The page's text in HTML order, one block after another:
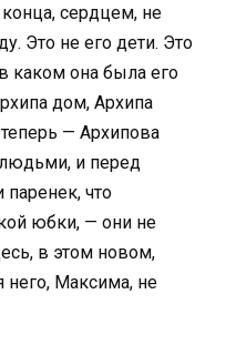
сердцем, не
Это не его дети. Это
каком она была его
дом, Архипа
— Архипова
и перед
паренек, что
юбки, — они не
в этом новом,
него, Максима, не